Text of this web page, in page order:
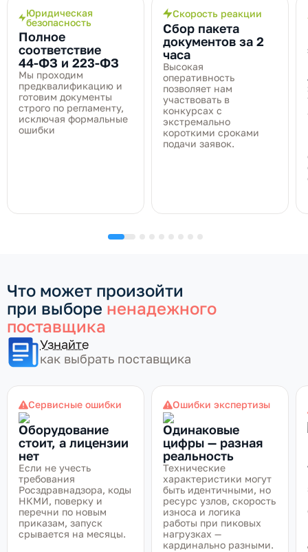
Юридическая
безопасность
Полное
соответствие
44‑ФЗ и 223‑ФЗ
Мы проходим
предквалификацию и
готовим документы
строго по регламенту,
исключая формальные
ошибки
Скорость реакции
Сбор пакета
документов за 2
часа
Высокая
оперативность
позволяет нам
участвовать в
конкурсах с
экстремально
короткими сроками
подачи заявок.
Что может произойти
при выборе ненадежного
поставщика
Узнайте
как выбрать поставщика
Сервисные ошибки
Оборудование
стоит, а лицензии
нет
Если не учесть
требования
Росздравнадзора, коды
НКМИ, поверку и
перечни по новым
приказам, запуск
срывается на месяцы.
Ошибки экспертизы
Одинаковые
цифры — разная
реальность
Технические
характеристики могут
быть идентичными, но
ресурс узлов, скорость
износа и логика
работы при пиковых
нагрузках —
кардинально разными.